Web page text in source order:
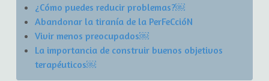
¿Cómo puedes reducir problemas?￼
Abandonar la tiranía de la PerFeCcióN
Vivir menos preocupados￼
La importancia de construir buenos objetivos
terapéuticos￼